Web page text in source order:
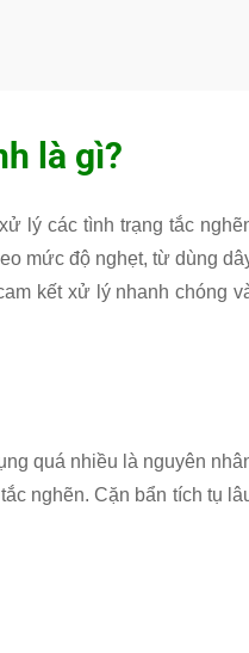
là gì?
lý các tình trạng tắc
mức độ nghẹt, từ dùng
kết xử lý nhanh chóng
quá nhiều là nguyên
nghẽn. Cặn bẩn tích tụ